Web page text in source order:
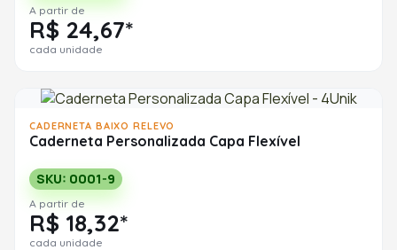
A partir de
R$ 24,67*
cada unidade
CADERNETA BAIXO RELEVO
Caderneta Personalizada Capa Flexível
SKU: 0001-9
A partir de
R$ 18,32*
cada unidade